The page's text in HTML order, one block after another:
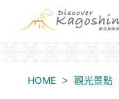
HOME 觀光景點